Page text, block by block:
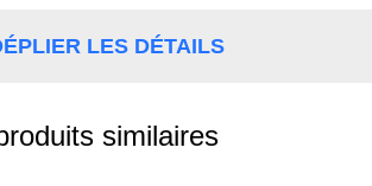
LES DÉTAILS
similaires